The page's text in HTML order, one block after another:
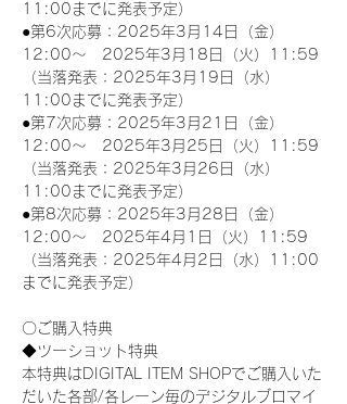
11:00までに発表予定）
●第6次応募：2025年3月14日（金）
12:00～　2025年3月18日（火）11:59
（当落発表：2025年3月19日（水）
11:00までに発表予定）
●第7次応募：2025年3月21日（金）
12:00～　2025年3月25日（火）11:59
（当落発表：2025年3月26日（水）
11:00までに発表予定）
●第8次応募：2025年3月28日（金）
12:00～　2025年4月1日（火）11:59
（当落発表：2025年4月2日（水）11:00
までに発表予定）
〇ご購入特典
◆ツーショット特典
本特典はDIGITAL ITEM SHOPでご購入いた
だいた各部/各レーン毎のデジタルブロマイ